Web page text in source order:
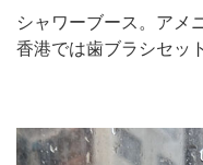
シャワーブース。アメ
香港では歯ブラシセッ